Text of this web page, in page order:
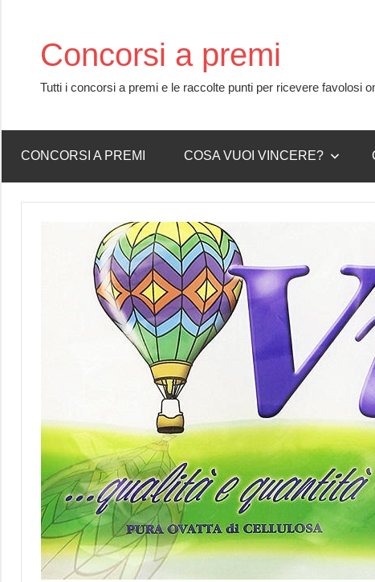
contentConcorsi a premi
Tutti i concorsi a premi e le raccolte punti per ricevere favolosi
CONCORSI A PREMI COSA VUOI VINCERE?